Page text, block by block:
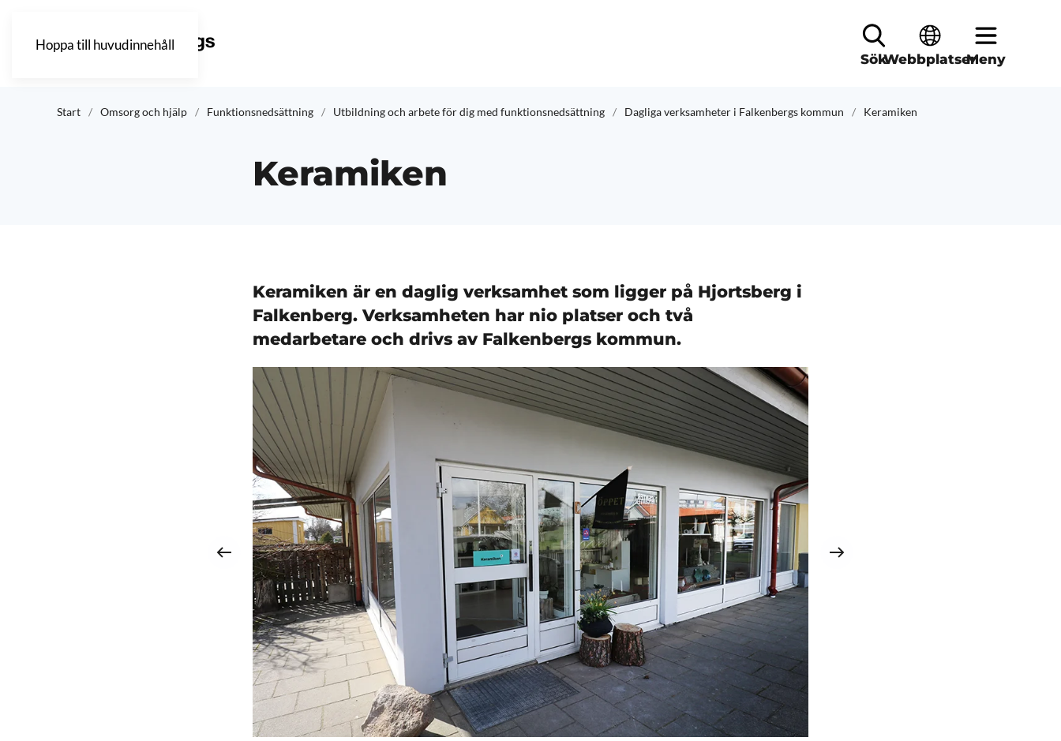
Hoppa till huvudinnehåll
SökWebbplatserMeny
Start Omsorg och hjälp Funktionsnedsättning Utbildning och arbete för dig med funktionsnedsättning Dagliga verksamheter i Falkenbergs kommun Keramiken
Keramiken
Keramiken är en daglig verksamhet som ligger på Hjortsberg i
Falkenberg. Verksamheten har nio platser och två
medarbetare och drivs av Falkenbergs kommun.